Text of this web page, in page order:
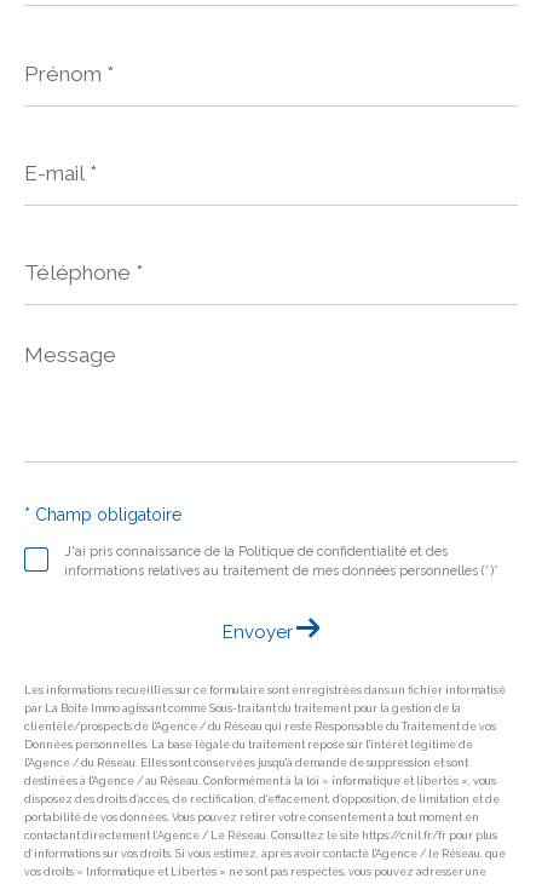
*
mail
*
Message
*
J'ai pris connaissance de la Politique de confidentialité et des
informations relatives au traitement de mes données personnelles (*)*
* Champ obligatoire
Envoyer
Les informations recueillies sur ce formulaire sont enregistrées dans un fichier informatisé
par La Boite Immo agissant comme Sous-traitant du traitement pour la gestion de la
clientèle/prospects de l'Agence / du Réseau qui reste Responsable du Traitement de vos
Données personnelles. La base légale du traitement repose sur l'intérêt légitime de
l'Agence / du Réseau. Elles sont conservées jusqu'à demande de suppression et sont
destinées à l'Agence / au Réseau. Conformément à la loi « informatique et libertés », vous
disposez des droits d’accès, de rectification, d’effacement, d’opposition, de limitation et de
portabilité de vos données. Vous pouvez retirer votre consentement à tout moment en
contactant directement l’Agence / Le Réseau. Consultez le site https://cnil.fr/fr pour plus
d’informations sur vos droits. Si vous estimez, après avoir contacté l'Agence / le Réseau, que
vos droits « Informatique et Libertés » ne sont pas respectés, vous pouvez adresser une